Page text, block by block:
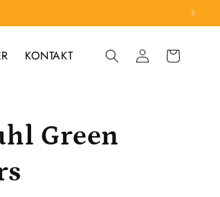
KONTAKT EinloggenWarenkorb
Green